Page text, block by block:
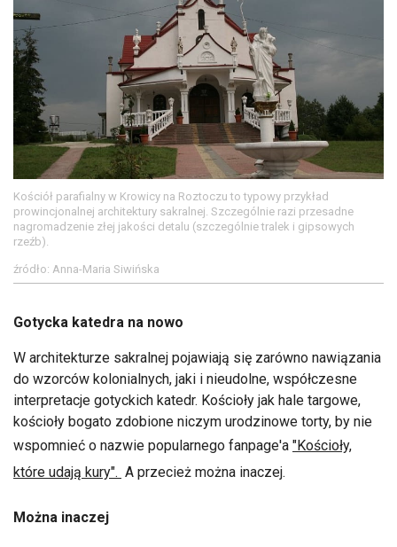
Kościół parafialny w Krowicy na Roztoczu to typowy przykład
prowincjonalnej architektury sakralnej. Szczególnie razi przesadne
nagromadzenie złej jakości detalu (szczególnie tralek i gipsowych
rzeźb).
źródło: Anna-Maria Siwińska
Gotycka katedra na nowo
W architekturze sakralnej pojawiają się zarówno nawiązania
do wzorców kolonialnych, jaki i nieudolne, współczesne
interpretacje gotyckich katedr. Kościoły jak hale targowe,
kościoły bogato zdobione niczym urodzinowe torty, by nie
wspomnieć o nazwie popularnego fanpage'a "Kościoły,
które udają kury". A przecież można inaczej.
Można inaczej